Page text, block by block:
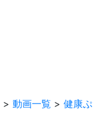
> 動画一覧 > 健康ぷ